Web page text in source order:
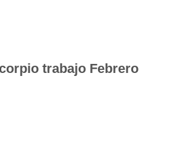
trabajo Febrero